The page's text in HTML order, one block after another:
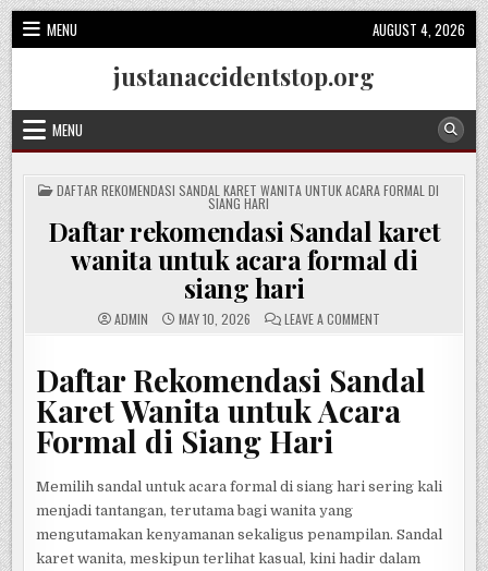
Skip
to
content
MENU AUGUST 4, 2026
justanaccidentstop.org
MENU
POSTED
IN
DAFTAR REKOMENDASI SANDAL KARET WANITA UNTUK ACARA FORMAL DI
SIANG HARI
Daftar rekomendasi Sandal karet
wanita untuk acara formal di
siang hari
ADMIN MAY 10, 2026 LEAVE A COMMENTON
KARET
WANITA
UNTUK
ACARA
FORMAL
Daftar Rekomendasi Sandal
Karet Wanita untuk Acara
Formal di Siang Hari
Memilih sandal untuk acara formal di siang hari sering kali
menjadi tantangan, terutama bagi wanita yang
mengutamakan kenyamanan sekaligus penampilan. Sandal
karet wanita, meskipun terlihat kasual, kini hadir dalam